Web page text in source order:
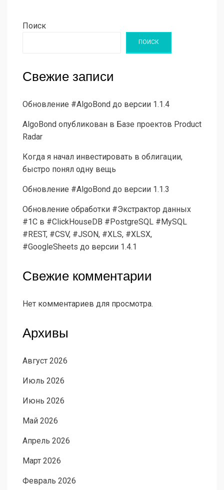
Поиск
ПОИСК
Свежие записи
Обновление #AlgoBond до версии 1.1.4
AlgoBond опубликован в Базе проектов Product
Radar
Когда я начал инвестировать в облигации,
быстро понял одну вещь
Обновление #AlgoBond до версии 1.1.3
Обновление обработки #Экстрактор данных
#1С в #ClickHouseDB #PostgreSQL #MySQL
#REST, #CSV, #JSON, #XLS, #XLSX,
#GoogleSheets до версии 1.4.1
Свежие комментарии
Нет комментариев для просмотра.
Архивы
Август 2026
Июль 2026
Июнь 2026
Май 2026
Апрель 2026
Март 2026
Февраль 2026